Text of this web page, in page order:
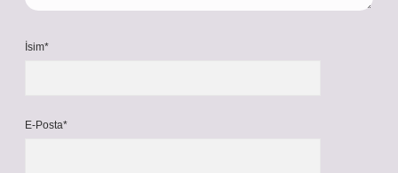
İsim*
E-Posta*